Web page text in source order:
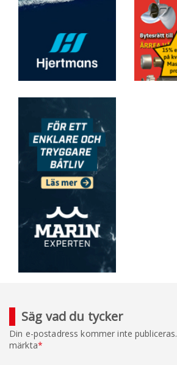
Säg vad du tycker
Din e-postadress kommer inte publiceras.
märkta*